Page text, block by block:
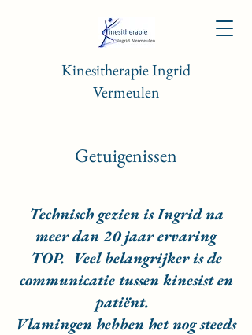
Kinesitherapie Ingrid
Vermeulen
Getuigenissen
Technisch gezien is Ingrid na
meer dan 20 jaar ervaring
TOP. Veel belangrijker is de
communicatie tussen kinesist en
patiënt.
Vlamingen hebben het nog steeds